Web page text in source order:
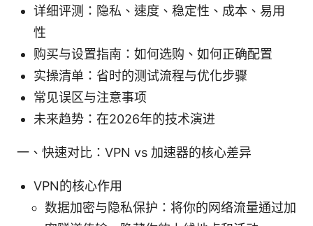
详细评测：隐私、速度、稳定性、成本、易用
性
购买与设置指南：如何选购、如何正确配置
实操清单：省时的测试流程与优化步骤
常见误区与注意事项
未来趋势：在2026年的技术演进
一、快速对比：VPN vs 加速器的核心差异
VPN的核心作用
数据加密与隐私保护：将你的网络流量通过加